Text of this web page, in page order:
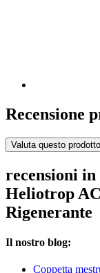
Recensione
Valuta questo prodotto
recensioni
Heliotrop
Rigenerante
Il nostro blog:
Coppetta